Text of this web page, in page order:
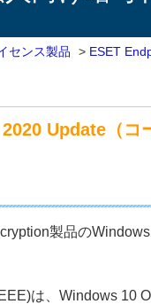
センス製品 > ESET
Update（コ
製品の
は、Windows 10